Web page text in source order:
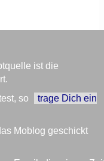
ist die
so
trage Dich ein
Moblog geschickt